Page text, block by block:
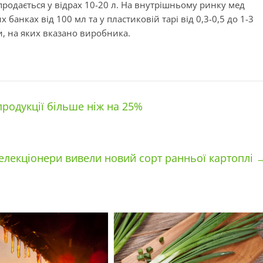
у відрах 10-20 л. На внутрішньому ринку мед
від 100 мл та у пластиковій тарі від 0,3-0,5 до 1-3
на яких вказано виробника.
більше ніж на 25%
вивели новий сорт ранньої картоплі